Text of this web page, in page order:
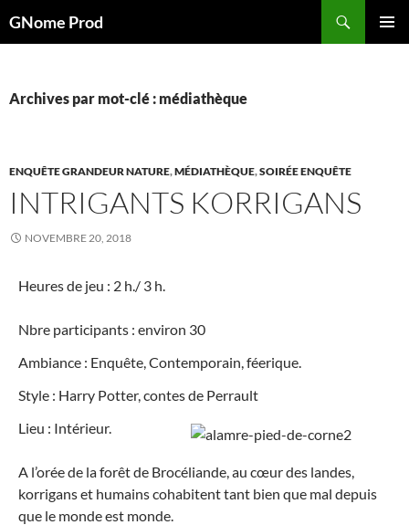
auGNome Prod
Archives par mot-clé : médiathèque
ENQUÊTE GRANDEUR NATURE,MÉDIATHÈQUE,SOIRÉE ENQUÊTE
INTRIGANTS KORRIGANS
NOVEMBRE 20, 2018
Heures de jeu : 2 h./ 3 h.
Nbre participants : environ 30
Ambiance : Enquête, Contemporain, féerique.
Style : Harry Potter, contes de Perrault
Lieu : Intérieur.
A l’orée de la forêt de Brocéliande, au cœur des landes,
korrigans et humains cohabitent tant bien que mal depuis
que le monde est monde.